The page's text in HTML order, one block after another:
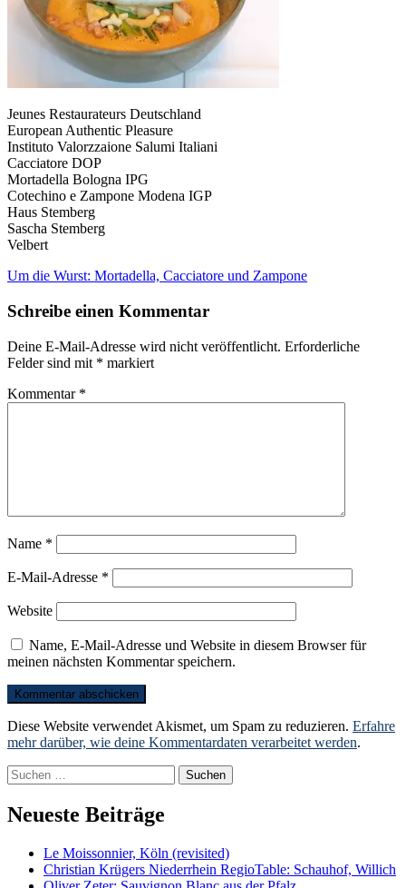
Jeunes Restaurateurs Deutschland
European Authentic Pleasure
Instituto Valorzzaione Salumi Italiani
Cacciatore DOP
Mortadella Bologna IPG
Cotechino e Zampone Modena IGP
Haus Stemberg
Sascha Stemberg
Velbert
Beitragsnavigation
Um die Wurst: Mortadella, Cacciatore und Zampone
Schreibe einen Kommentar
Deine E-Mail-Adresse wird nicht veröffentlicht. Erforderliche
Felder sind mit * markiert
Kommentar *
Name *
E-Mail-Adresse *
Website
Name, E-Mail-Adresse und Website in diesem Browser für
meinen nächsten Kommentar speichern.
Diese Website verwendet Akismet, um Spam zu reduzieren. Erfahre
mehr darüber, wie deine Kommentardaten verarbeitet werden.
Suchen
nach:
Neueste Beiträge
Le Moissonnier, Köln (revisited)
Christian Krügers Niederrhein RegioTable: Schauhof, Willich